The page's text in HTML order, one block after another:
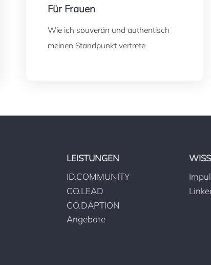
Für Frauen
Wie ich souverän und authentisch
meinen Standpunkt vertrete
LEISTUNGEN
ID.COMMUNITY
CO.LEAD
CO.DAPTION
Angebote